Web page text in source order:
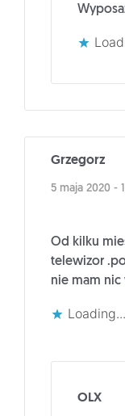
Grzegorz
5 maja 2020 -
Od kilku
telewizor
nie mam
Loading...
OLX